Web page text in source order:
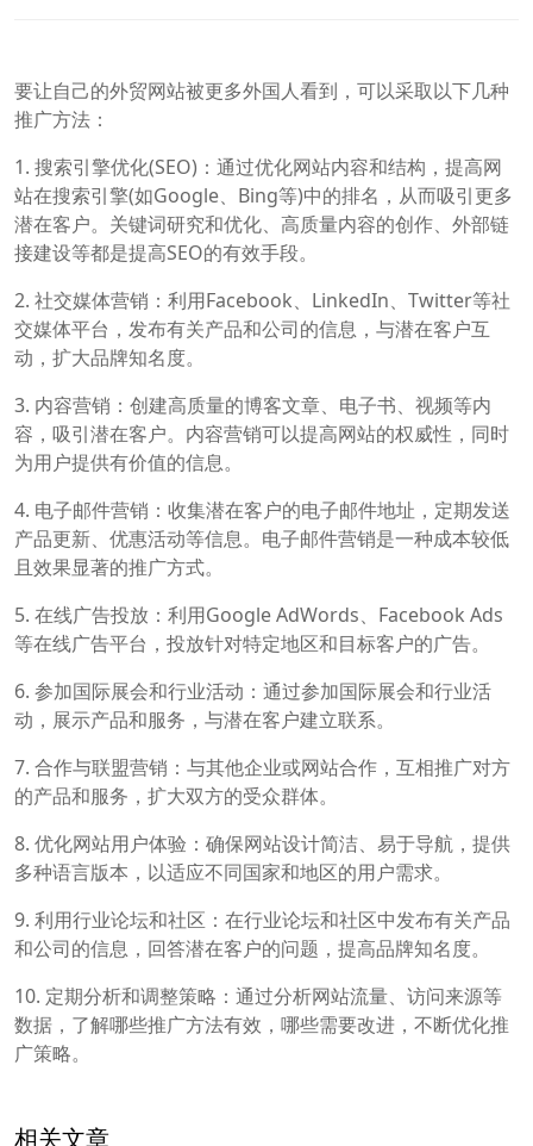
要让自己的外贸网站被更多外国人看到，可以采取以下几种
推广方法：
1. 搜索引擎优化(SEO)：通过优化网站内容和结构，提高网
站在搜索引擎(如Google、Bing等)中的排名，从而吸引更多
潜在客户。关键词研究和优化、高质量内容的创作、外部链
接建设等都是提高SEO的有效手段。
2. 社交媒体营销：利用Facebook、LinkedIn、Twitter等社
交媒体平台，发布有关产品和公司的信息，与潜在客户互
动，扩大品牌知名度。
3. 内容营销：创建高质量的博客文章、电子书、视频等内
容，吸引潜在客户。内容营销可以提高网站的权威性，同时
为用户提供有价值的信息。
4. 电子邮件营销：收集潜在客户的电子邮件地址，定期发送
产品更新、优惠活动等信息。电子邮件营销是一种成本较低
且效果显著的推广方式。
5. 在线广告投放：利用Google AdWords、Facebook Ads
等在线广告平台，投放针对特定地区和目标客户的广告。
6. 参加国际展会和行业活动：通过参加国际展会和行业活
动，展示产品和服务，与潜在客户建立联系。
7. 合作与联盟营销：与其他企业或网站合作，互相推广对方
的产品和服务，扩大双方的受众群体。
8. 优化网站用户体验：确保网站设计简洁、易于导航，提供
多种语言版本，以适应不同国家和地区的用户需求。
9. 利用行业论坛和社区：在行业论坛和社区中发布有关产品
和公司的信息，回答潜在客户的问题，提高品牌知名度。
10. 定期分析和调整策略：通过分析网站流量、访问来源等
数据，了解哪些推广方法有效，哪些需要改进，不断优化推
广策略。
相关文章